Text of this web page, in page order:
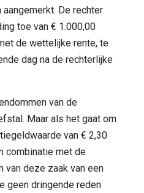
De rechter
toe van € 1.000,00
de wettelijke rente, te
dag na de rechterlijke
van de
Maar als het gaat om
van € 2,30
combinatie met de
van deze zaak van een
geen dringende reden